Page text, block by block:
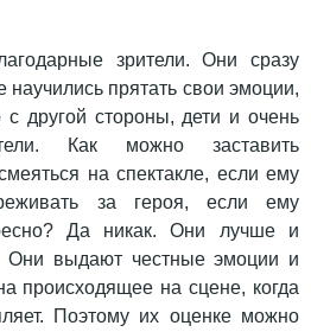
зрители. Они сразу
прятать свои эмоции,
другой стороны, дети и очень
Как можно заставить
на спектакле, если ему
за героя, если ему
Да никак. Они лучше и
Они выдают честные эмоции и
происходящее на сцене, когда
Поэтому их оценке можно